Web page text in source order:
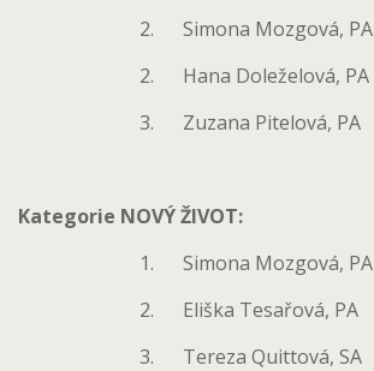
2. Simona Mozgová, PA
2. Hana Doleželová, PA
3. Zuzana Pitelová, PA
Kategorie NOVÝ ŽIVOT:
1. Simona Mozgová, PA
2. Eliška Tesařová, PA
3. Tereza Quittová, SA